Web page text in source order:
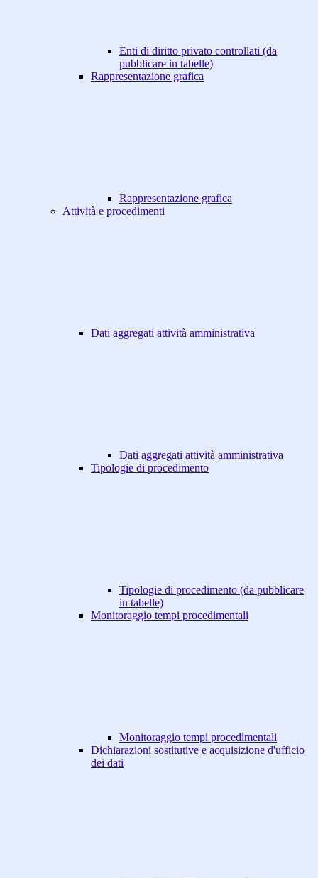
Enti di diritto privato controllati (da
pubblicare in tabelle)
Rappresentazione grafica
Rappresentazione grafica
Attività e procedimenti
Dati aggregati attività amministrativa
Dati aggregati attività amministrativa
Tipologie di procedimento
Tipologie di procedimento (da pubblicare
in tabelle)
Monitoraggio tempi procedimentali
Monitoraggio tempi procedimentali
Dichiarazioni sostitutive e acquisizione d'ufficio
dei dati